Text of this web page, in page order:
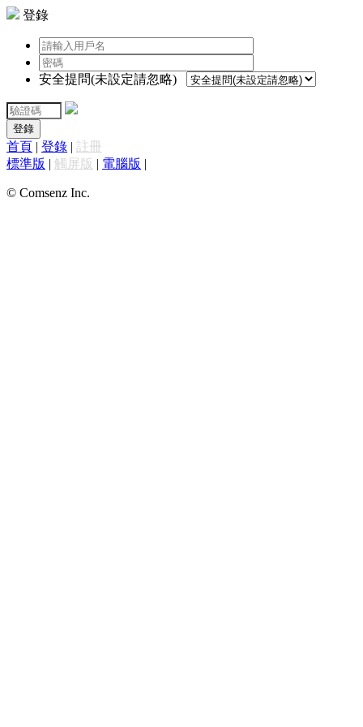
登錄
安全提問(未設定請忽略)
登錄
首頁 | 登錄 | 註冊
標準版 | 觸屏版 | 電腦版 |
© Comsenz Inc.